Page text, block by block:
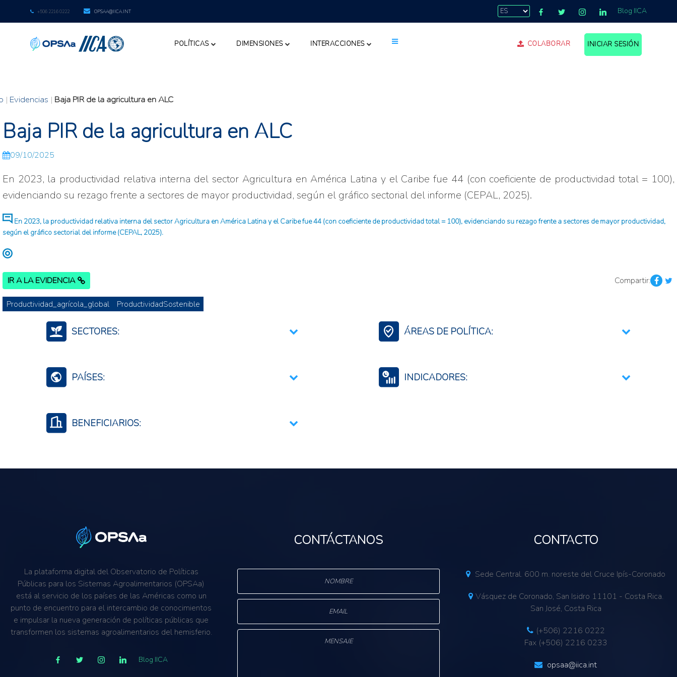
+506 2216 0222 OPSAA@IICA.INT Blog IICA
POLÍTICAS DIMENSIONES INTERACCIONES COLABORAR INICIAR SESIÓN
| Evidencias | Baja PIR de la agricultura en ALC
Baja PIR de la agricultura en ALC
09/10/2025
En 2023, la productividad relativa interna del sector Agricultura en América Latina y el Caribe fue 44 (con coeficiente de productividad total = 100),
evidenciando su rezago frente a sectores de mayor productividad, según el gráfico sectorial del informe (CEPAL, 2025).
En 2023, la productividad relativa interna del sector Agricultura en América Latina y el Caribe fue 44 (con coeficiente de productividad total = 100), evidenciando su rezago frente a sectores de mayor productividad,
según el gráfico sectorial del informe (CEPAL, 2025).
IR A LA EVIDENCIA Compartir:
Productividad_agrícola_global ProductividadSostenible
SECTORES: ÁREAS DE POLÍTICA:
PAÍSES:
Uruguay
Trinidad y Tobago
San Vicente y las Granadinas
Panamá
Nicaragua
Jamaica
Honduras
Argentina
Guyana
Guatemala
Ecuador
INDICADORES:
BENEFICIARIOS:
La plataforma digital del Observatorio de Políticas
Públicas para los Sistemas Agroalimentarios (OPSAa)
está al servicio de los países de las Américas como un
punto de encuentro para el intercambio de conocimientos
e impulsar la nueva generación de políticas públicas que
transformen los sistemas agroalimentarios del hemisferio.
Blog IICA
CONTÁCTANOS CONTACTO
Sede Central. 600 m. noreste del Cruce Ipís-Coronado
Vásquez de Coronado, San Isidro 11101 - Costa Rica.
San José, Costa Rica
(+506) 2216 0222
Fax (+506) 2216 0233
opsaa@iica.int